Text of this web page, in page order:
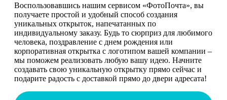
Воспользовавшись нашим сервисом «ФотоПочта», вы
получаете простой и удобный способ создания
уникальных открыток, напечатанных по
индивидуальному заказу. Будь то сюрприз для любимого
человека, поздравление с днем рождения или
корпоративная открытка с логотипом вашей компании –
мы поможем реализовать любую вашу идею. Начните
создавать свою уникальную открытку прямо сейчас и
подарите радость с доставкой прямо до двери адресата!